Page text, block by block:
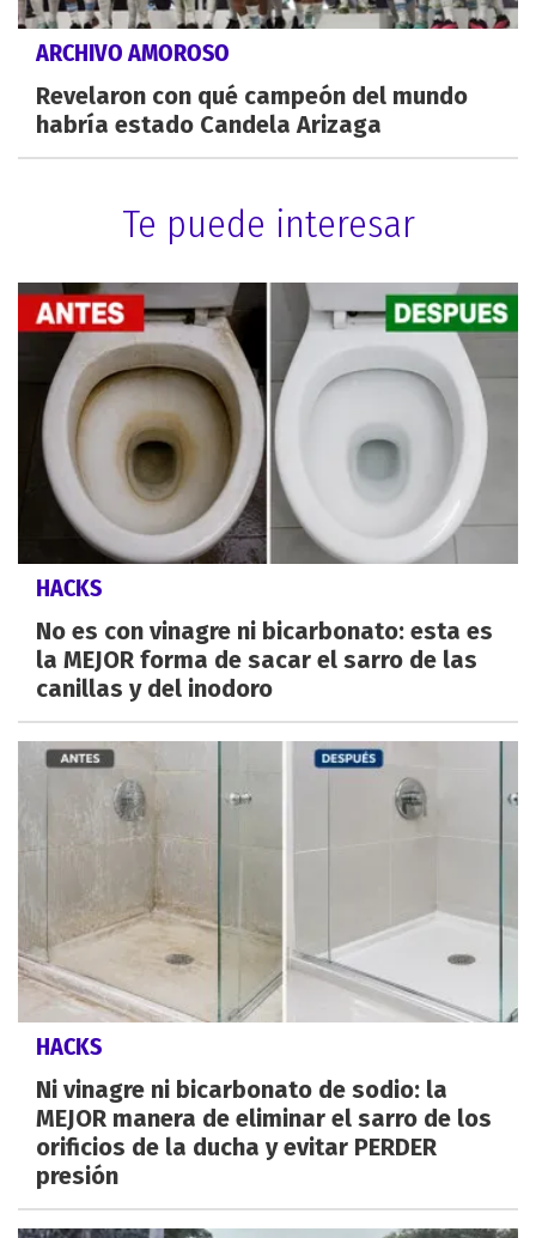
ARCHIVO AMOROSO
Revelaron con qué campeón del mundo
habría estado Candela Arizaga
Te puede interesar
HACKS
No es con vinagre ni bicarbonato: esta es
la MEJOR forma de sacar el sarro de las
canillas y del inodoro
HACKS
Ni vinagre ni bicarbonato de sodio: la
MEJOR manera de eliminar el sarro de los
orificios de la ducha y evitar PERDER
presión